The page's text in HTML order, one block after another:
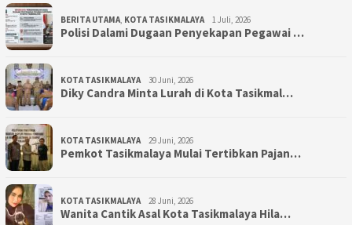
BERITA UTAMA KOTA TASIKMALAYA 1 Juli, 2026
Polisi Dalami Dugaan Penyekapan Pegawai …
KOTA TASIKMALAYA 30 Juni, 2026
Diky Candra Minta Lurah di Kota Tasikmal…
KOTA TASIKMALAYA 29 Juni, 2026
Pemkot Tasikmalaya Mulai Tertibkan Pajan…
KOTA TASIKMALAYA 28 Juni, 2026
Wanita Cantik Asal Kota Tasikmalaya Hila…